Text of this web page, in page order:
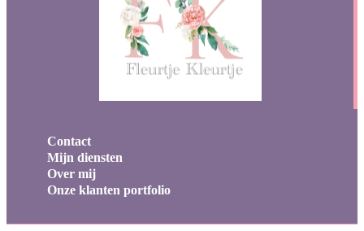
Contact
Mijn diensten
Over mij
Onze klanten portfolio